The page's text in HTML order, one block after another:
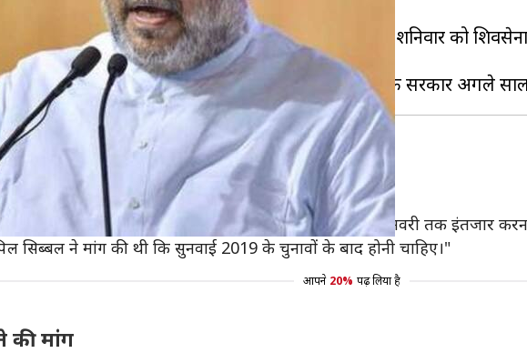
चर्चा में है।
ने राम मंदिर मामले को लेकर धर्म संसद बुलाई थी। इससे पहले शनिवार को
प्रतिबद्धता- अमित शाह
ने कहा कि राम मंदिर का निर्माण उनकी पार्टी की प्रतिबद्धता है।
सुप्रीम कोर्ट में लंबित है और हमें इसकी सुनवाई के लिए जनवरी तक इंतजार
सिब्बल ने मांग की थी कि सुनवाई 2019 के चुनावों के बाद होनी चाहिए।"
आपने 20% पढ़ लिया है
की मांग